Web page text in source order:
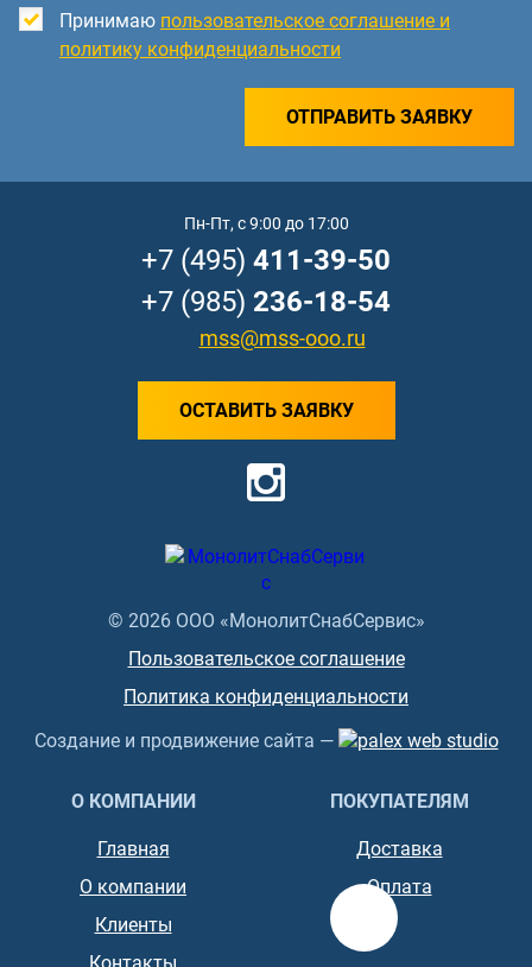
Принимаю пользовательское соглашение и
политику конфиденциальности
ОТПРАВИТЬ ЗАЯВКУ
© 2026 ООО «МонолитСнабСервис»
Пользовательское соглашение
Политика конфиденциальности
Создание и продвижение сайта —
О КОМПАНИИ
Главная
О компании
Клиенты
ПОКУПАТЕЛЯМ
Доставка
Оплата
Пн-Пт, с 9:00 до 17:00
+7 (495) 411-39-50
+7 (985) 236-18-54
mss@mss-ooo.ru
ОСТАВИТЬ ЗАЯВКУ